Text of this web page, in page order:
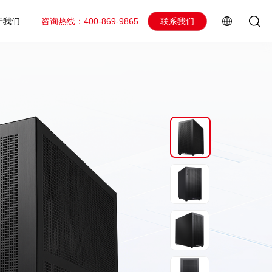
我们 咨询热线：400-869-9865 联系我们